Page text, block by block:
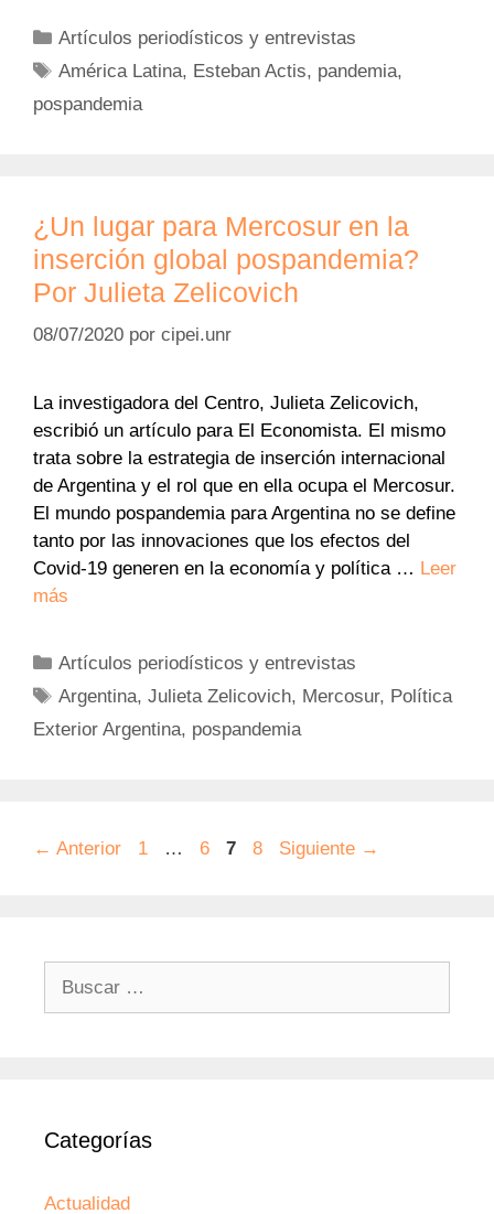
Categorías
Artículos periodísticos y entrevistas
Etiquetas
América Latina, Esteban Actis, pandemia,
pospandemia
¿Un lugar para Mercosur en la
inserción global pospandemia?
Por Julieta Zelicovich
08/07/2020 por cipei.unr
La investigadora del Centro, Julieta Zelicovich,
escribió un artículo para El Economista. El mismo
trata sobre la estrategia de inserción internacional
de Argentina y el rol que en ella ocupa el Mercosur.
El mundo pospandemia para Argentina no se define
tanto por las innovaciones que los efectos del
Covid-19 generen en la economía y política … Leer
más
Categorías
Artículos periodísticos y entrevistas
Etiquetas
Argentina,Julieta Zelicovich, Mercosur, Política
Exterior Argentina, pospandemia
← Anterior Página
1 … Página
6 Página
7 Página
8 Siguiente →
Categorías
Actualidad